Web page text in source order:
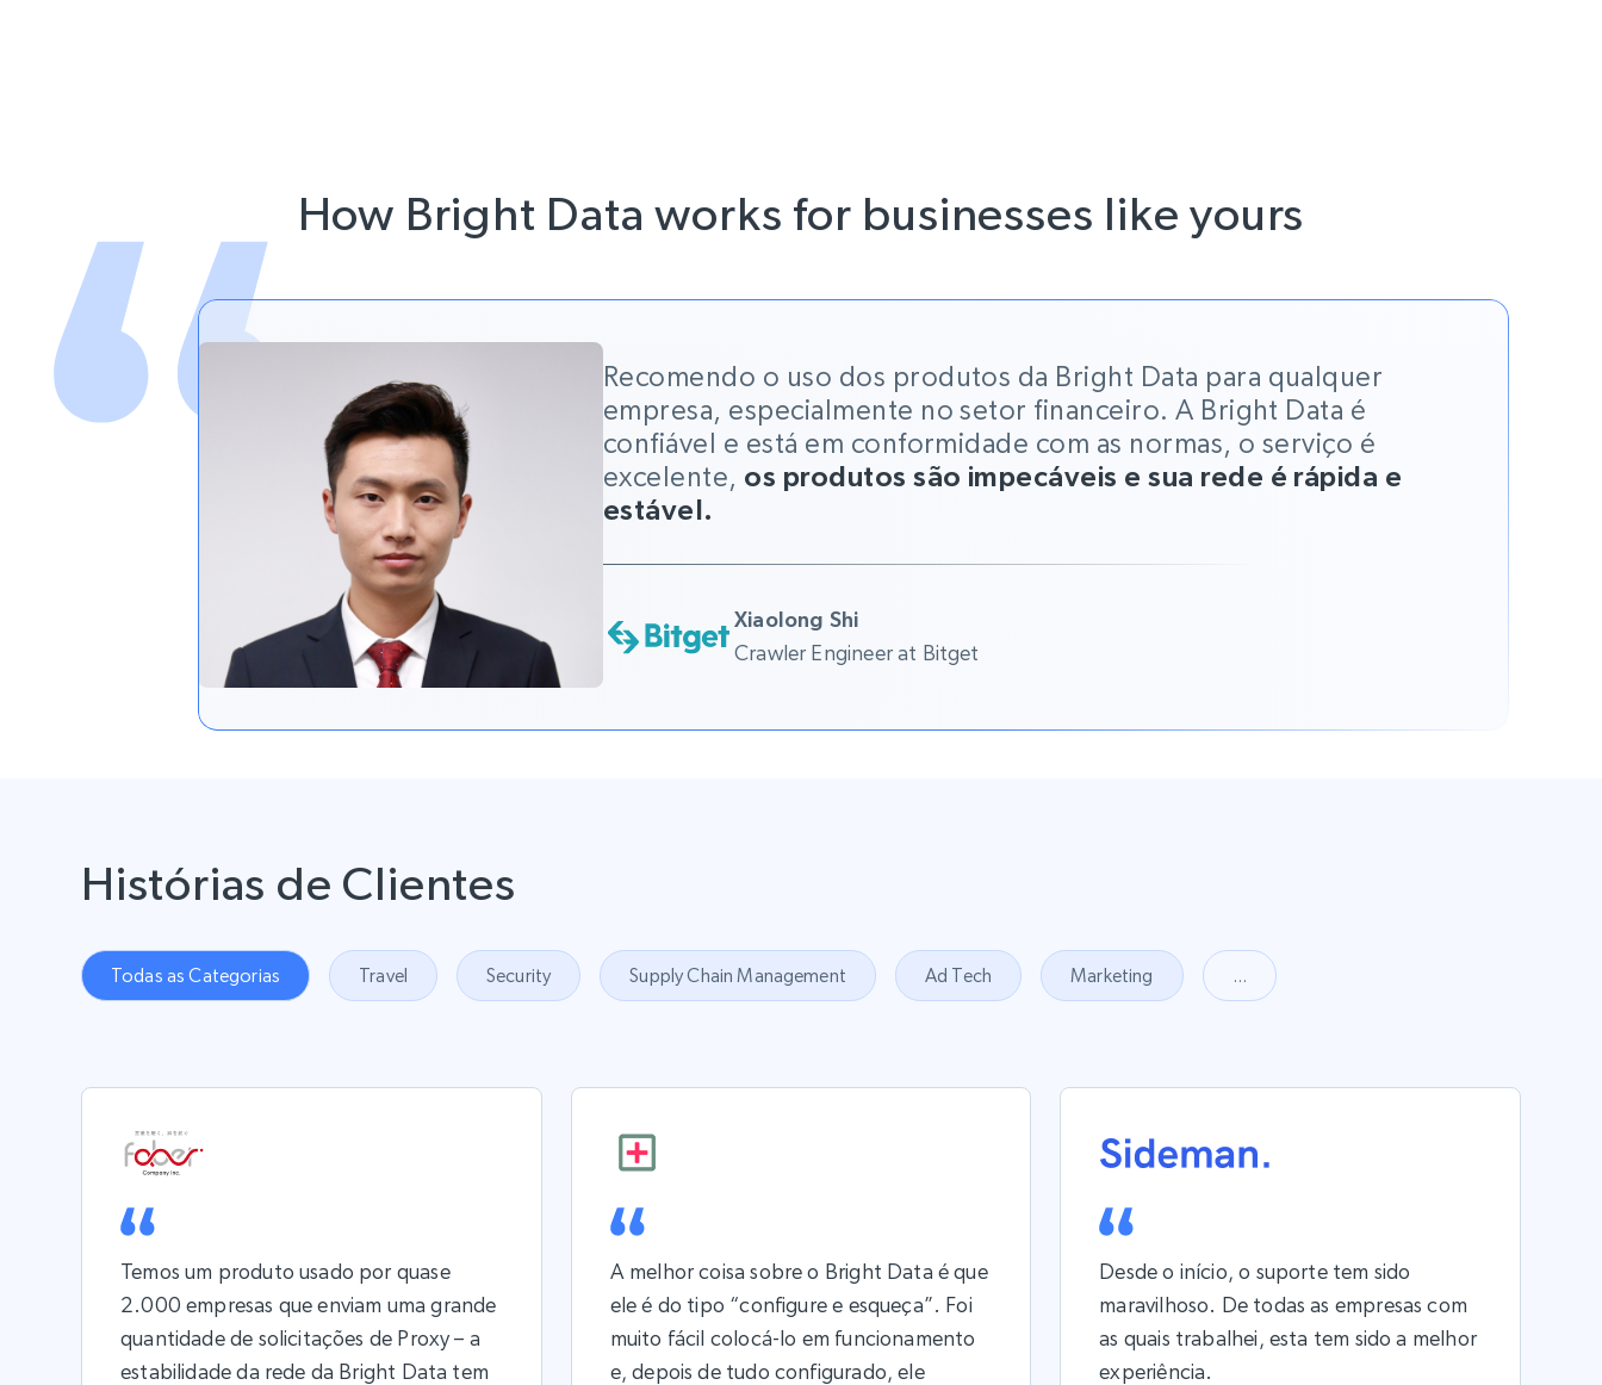
How Bright Data works for businesses like yours
Recomendo o uso dos produtos da Bright Data para qualquer
empresa, especialmente no setor financeiro. A Bright Data é
confiável e está em conformidade com as normas, o serviço é
excelente, os produtos são impecáveis e sua rede é rápida e
estável.
Xiaolong Shi
Crawler Engineer at Bitget
Histórias de Clientes
Todas as Categorias Travel Security Supply Chain Management Ad Tech Marketing ...
Temos um produto usado por quase
2.000 empresas que enviam uma grande
quantidade de solicitações de Proxy – a
estabilidade da rede da Bright Data tem
A melhor coisa sobre o Bright Data é que
ele é do tipo “configure e esqueça”. Foi
muito fácil colocá-lo em funcionamento
e, depois de tudo configurado, ele
Desde o início, o suporte tem sido
maravilhoso. De todas as empresas com
as quais trabalhei, esta tem sido a melhor
experiência.